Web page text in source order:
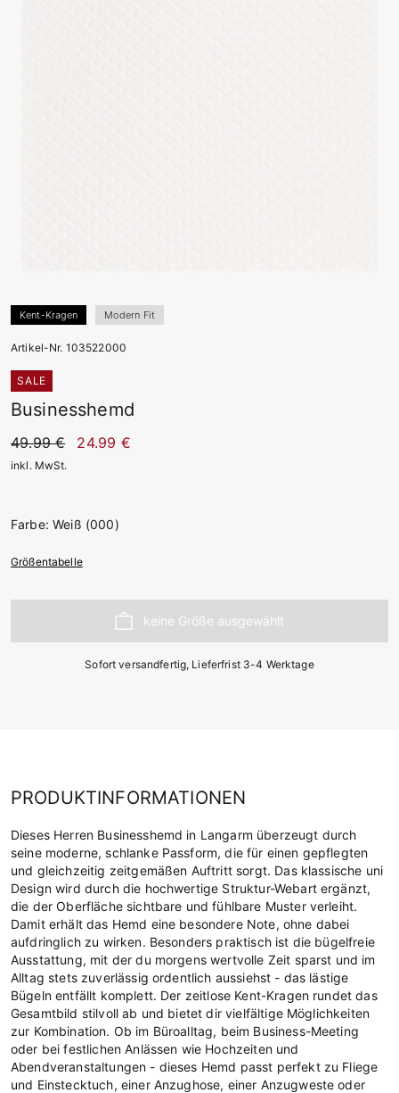
Kent-Kragen Modern Fit
Artikel-Nr. 103522000
SALE
Businesshemd
49.99 € 24.99 €
inkl. MwSt.
Farbe: Weiß (000)
Größentabelle
Sofort versandfertig, Lieferfrist 3-4 Werktage
PRODUKTINFORMATIONEN
Dieses Herren Businesshemd in Langarm überzeugt durch
seine moderne, schlanke Passform, die für einen gepflegten
und gleichzeitig zeitgemäßen Auftritt sorgt. Das klassische uni
Design wird durch die hochwertige Struktur-Webart ergänzt,
die der Oberfläche sichtbare und fühlbare Muster verleiht.
Damit erhält das Hemd eine besondere Note, ohne dabei
aufdringlich zu wirken. Besonders praktisch ist die bügelfreie
Ausstattung, mit der du morgens wertvolle Zeit sparst und im
Alltag stets zuverlässig ordentlich aussiehst - das lästige
Bügeln entfällt komplett. Der zeitlose Kent-Kragen rundet das
Gesamtbild stilvoll ab und bietet dir vielfältige Möglichkeiten
zur Kombination. Ob im Büroalltag, beim Business-Meeting
oder bei festlichen Anlässen wie Hochzeiten und
Abendveranstaltungen - dieses Hemd passt perfekt zu Fliege
und Einstecktuch, einer Anzughose, einer Anzugweste oder